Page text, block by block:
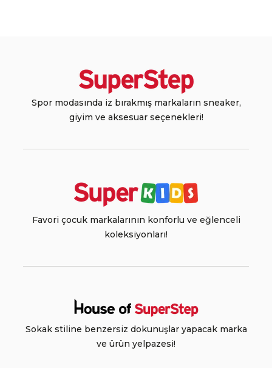
Spor modasında iz bırakmış markaların sneaker,
giyim ve aksesuar seçenekleri!
Favori çocuk markalarının konforlu ve eğlenceli
koleksiyonları!
Sokak stiline benzersiz dokunuşlar yapacak marka
ve ürün yelpazesi!